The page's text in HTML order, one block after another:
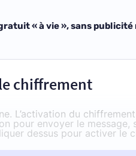
« à vie », sans
chiffrement
L’activation du
pour envoyer le
dessus pour activer le